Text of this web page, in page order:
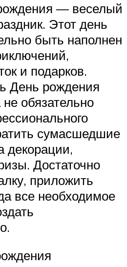
— веселый
Этот день
быть наполнен
и подарков.
День рождения
обязательно
сумасшедшие
декорации,
Достаточно
приложить
все необходимое